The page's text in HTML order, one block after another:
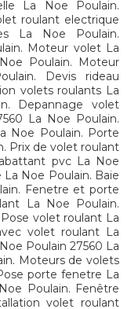
La Noe Poulain.
roulant electrique
La Noe Poulain.
Moteur volet La
Poulain. Moteur
Devis rideau
volets roulants La
Depannage volet
La Noe Poulain.
Noe Poulain. Porte
Prix de volet roulant
pvc La Noe
Noe Poulain. Baie
Fenetre et porte
La Noe Poulain.
volet roulant La
volet roulant La
Poulain 27560 La
Moteurs de volets
porte fenetre La
Poulain. Fenêtre
volet roulant